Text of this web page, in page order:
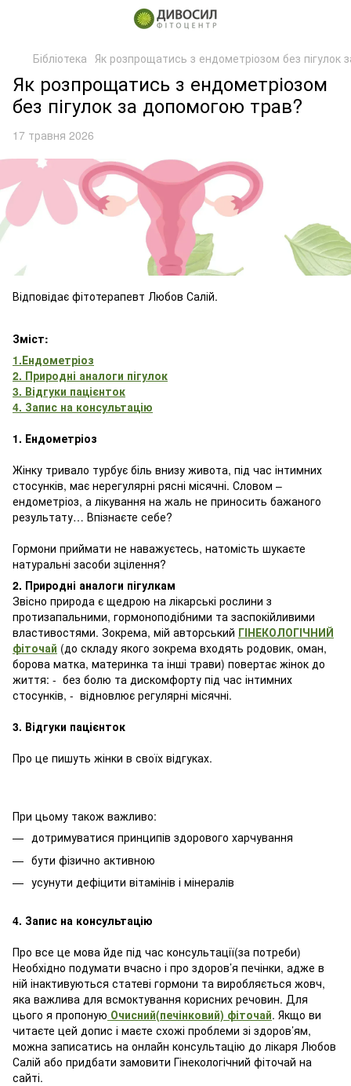
Бібліотека Як розпрощатись з ендометріозом без пігулок
Як розпрощатись з ендометріозом
без пігулок за допомогою трав?
17 травня 2026
Відповідає фітотерапевт Любов Салій.
Зміст:
1.Ендометріоз
2. Природні аналоги пігулок
3. Відгуки пацієнток
4. Запис на консультацію
1. Ендометріоз
Жінку тривало турбує біль внизу живота, під час інтимних
стосунків, має нерегулярні рясні місячні. Словом –
ендометріоз, а лікування на жаль не приносить бажаного
результату… Впізнаєте себе?
Гормони приймати не наважуєтесь, натомість шукаєте
натуральні засоби зцілення?
2. Природні аналоги пігулкам
Звісно природа є щедрою на лікарські рослини з
протизапальними, гормоноподібними та заспокійливими
властивостями. Зокрема, мій авторський ГІНЕКОЛОГІЧНИЙ
фіточай (до складу якого зокрема входять родовик, оман,
борова матка, материнка та інші трави) повертає жінок до
життя: - без болю та дискомфорту під час інтимних
стосунків, - відновлює регулярні місячні.
3. Відгуки пацієнток
Про це пишуть жінки в своїх відгуках.
При цьому також важливо:
дотримуватися принципів здорового харчування
бути фізично активною
усунути дефіцити вітамінів і мінералів
4. Запис на консультацію
Про все це мова йде під час консультації(за потреби)
Необхідно подумати вчасно і про здоров’я печінки, адже в
ній інактивуються статеві гормони та виробляється жовч,
яка важлива для всмоктування корисних речовин. Для
цього я пропоную Очисний(печінковий) фіточай. Якщо ви
читаєте цей допис і маєте схожі проблеми зі здоров’ям,
можна записатись на онлайн консультацію до лікаря Любов
Салій або придбати замовити Гінекологічний фіточай на
сайті.